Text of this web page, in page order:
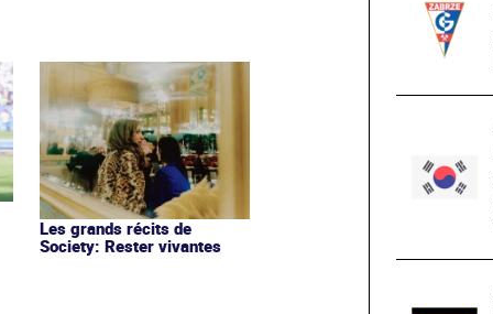
Les grands récits de
Society: Rester vivantes